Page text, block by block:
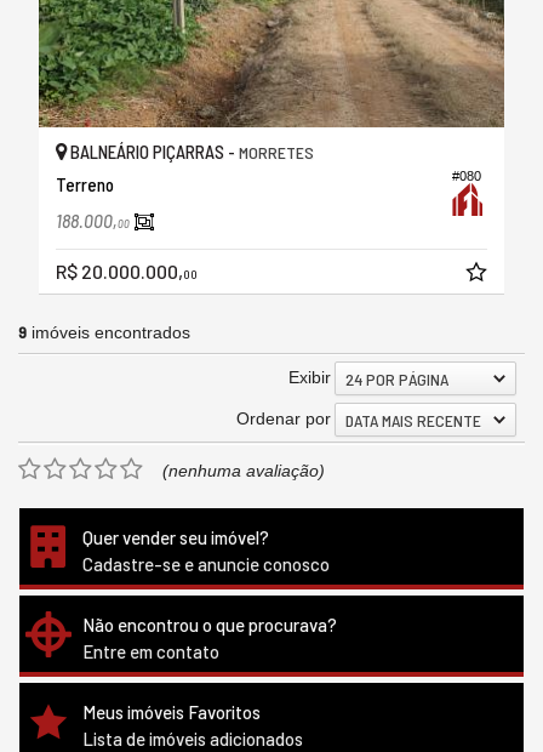
#080
BALNEÁRIO PIÇARRAS - MORRETES
Terreno
188.000,00
R$ 20.000.000,00
9 imóveis encontrados
Exibir 24 POR PÁGINA
Ordenar por DATA MAIS RECENTE
(nenhuma avaliação)
Quer vender seu imóvel?
Cadastre-se e anuncie conosco
Não encontrou o que procurava?
Entre em contato
Meus imóveis Favoritos
Lista de imóveis adicionados